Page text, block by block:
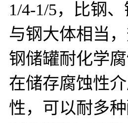
1/4-1/5，比钢
与钢大体相当
钢储罐耐化学
在储存腐蚀性
性，可以耐多